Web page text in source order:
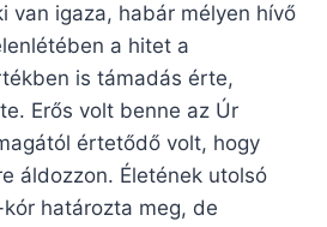
van igaza, habár mélyen hívő
a hitet a
is támadás érte,
Erős volt benne az Úr
értetődő volt, hogy
áldozzon. Életének utolsó
határozta meg, de